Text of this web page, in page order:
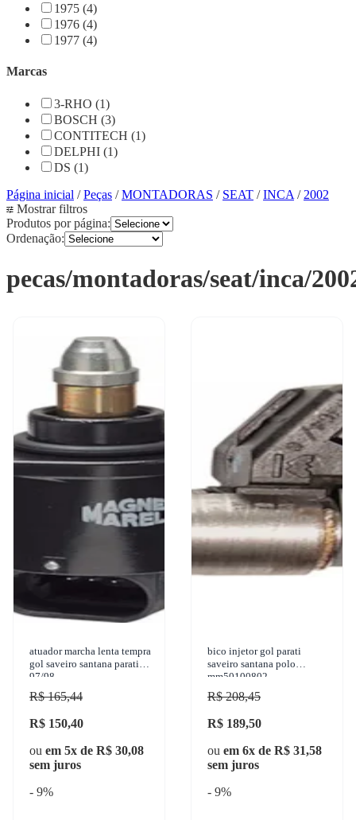
1975 (4)
1976 (4)
1977 (4)
Marcas
3-RHO (1)
BOSCH (3)
CONTITECH (1)
DELPHI (1)
DS (1)
Página inicial /Peças /MONTADORAS / SEAT /INCA/2002
Mostrar filtros
Produtos por página:
Ordenação:
pecas/montadoras/seat/inca/
atuador marcha lenta tempra
gol saveiro santana parati
97/98
R$ 165,44
R$ 150,40
ou em 5x de R$ 30,08
sem juros
- 9%
bico injetor gol parati
saveiro santana polo
mm50100802
R$ 208,45
R$ 189,50
ou em 6x de R$ 31,58
sem juros
- 9%